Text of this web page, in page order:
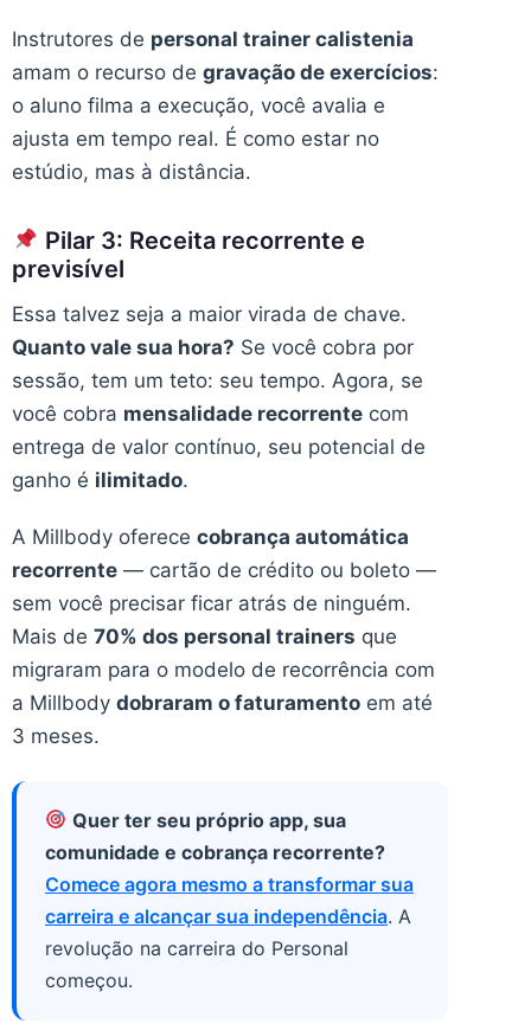
Instrutores de personal trainer calistenia
amam o recurso de gravação de exercícios:
o aluno filma a execução, você avalia e
ajusta em tempo real. É como estar no
estúdio, mas à distância.
Pilar 3: Receita recorrente e
previsível
Essa talvez seja a maior virada de chave.
Quanto vale sua hora? Se você cobra por
sessão, tem um teto: seu tempo. Agora, se
você cobra mensalidade recorrente com
entrega de valor contínuo, seu potencial de
ganho é ilimitado.
A Millbody oferece cobrança automática
recorrente — cartão de crédito ou boleto —
sem você precisar ficar atrás de ninguém.
Mais de 70% dos personal trainers que
migraram para o modelo de recorrência com
a Millbody dobraram o faturamento em até
3 meses.
Quer ter seu próprio app, sua
comunidade e cobrança recorrente?
Comece agora mesmo a transformar sua
carreira e alcançar sua independência. A
revolução na carreira do Personal
começou.